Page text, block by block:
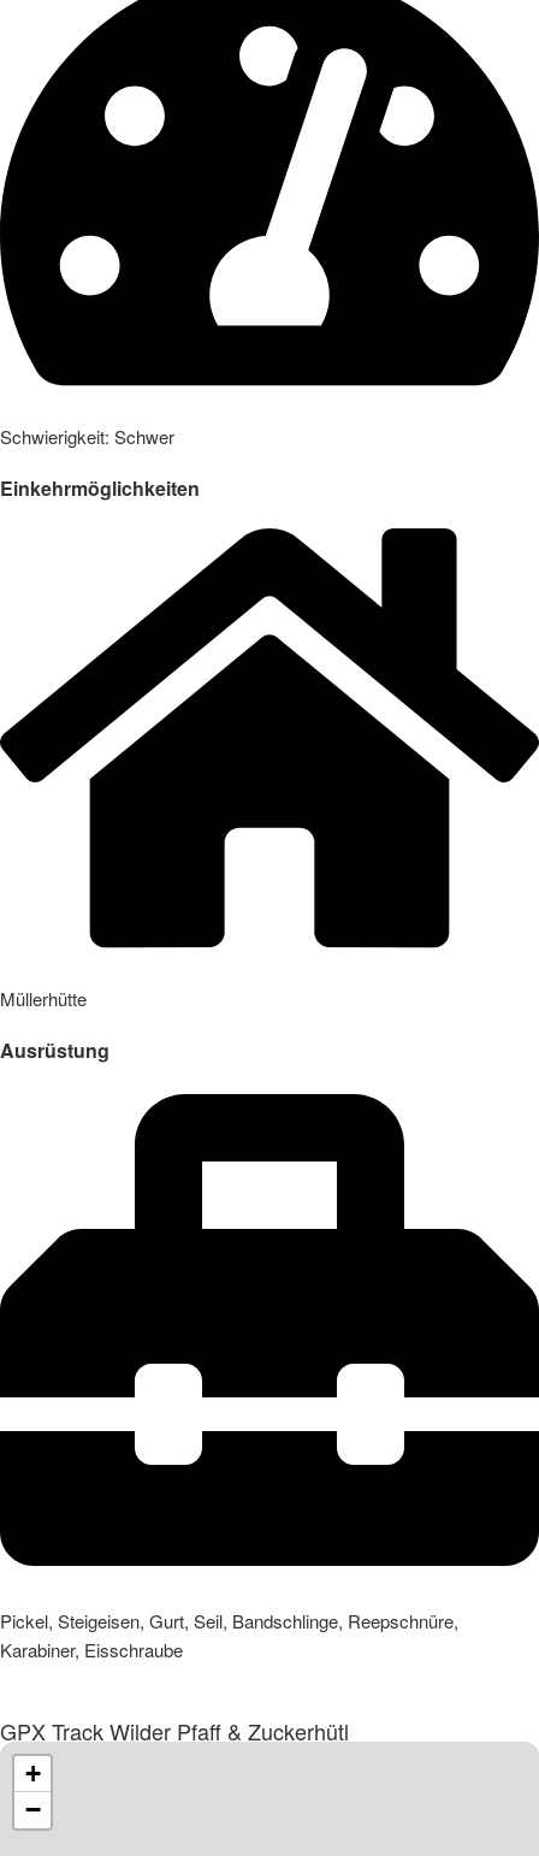
Schwierigkeit: Schwer
Einkehrmöglichkeiten
Müllerhütte
Ausrüstung
Pickel, Steigeisen, Gurt, Seil, Bandschlinge, Reepschnüre,
Karabiner, Eisschraube
GPX Track Wilder Pfaff & Zuckerhütl
+
−